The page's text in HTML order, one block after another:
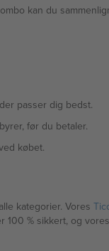
kan du
passer dig bedst.
før du betaler.
købet.
kategorier. Vores
% sikkert, og